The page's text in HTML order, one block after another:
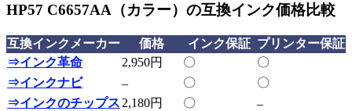
HP57 C6657AA（カラー）の互換インク価格比較
互換インクメーカー 価格 インク保証 プリンター保証
⇒インク革命
2,950円 〇
〇
⇒インクナビ
– 〇
〇
⇒インクのチップス 2,180円 〇
–